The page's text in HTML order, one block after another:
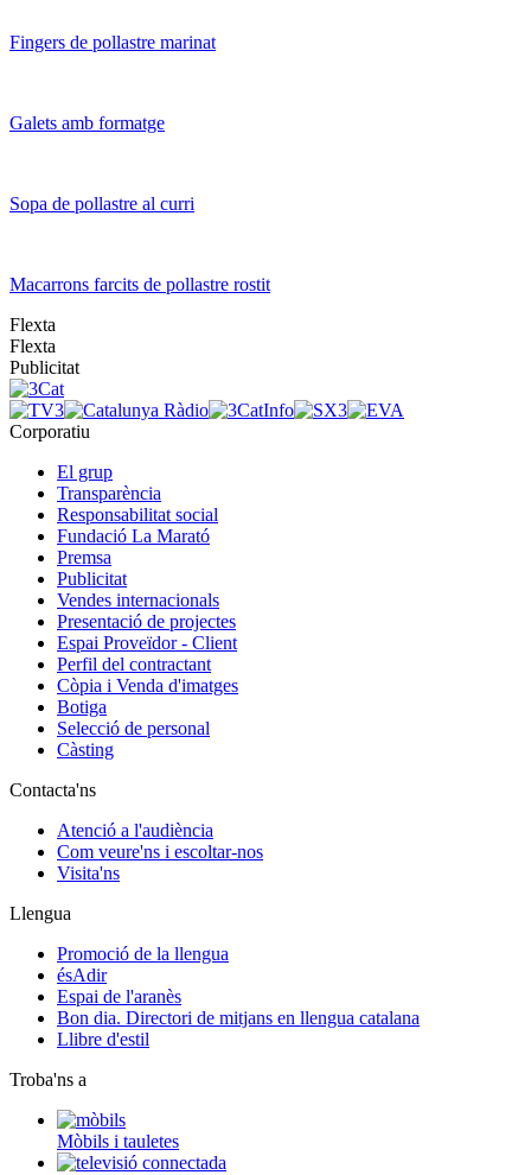
Fingers de pollastre marinat
Galets amb formatge
Sopa de pollastre al curri
Macarrons farcits de pollastre rostit
Flexta
Flexta
Publicitat
Corporatiu
El grup
Transparència
Responsabilitat social
Fundació La Marató
Premsa
Publicitat
Vendes internacionals
Presentació de projectes
Espai Proveïdor - Client
Perfil del contractant
Còpia i Venda d'imatges
Botiga
Selecció de personal
Càsting
Contacta'ns
Atenció a l'audiència
Com veure'ns i escoltar-nos
Visita'ns
Llengua
Promoció de la llengua
ésAdir
Espai de l'aranès
Bon dia. Directori de mitjans en llengua catalana
Llibre d'estil
Troba'ns a
Mòbils i tauletes